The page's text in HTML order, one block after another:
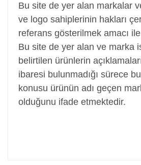
Bu site de yer alan markalar
ve logo sahiplerinin hakları
referans gösterilmek amacı ile
Bu site de yer alan ve marka
belirtilen ürünlerin
ibaresi bulunmadığı sürece
konusu ürünün adı geçen
olduğunu ifade etmektedir.